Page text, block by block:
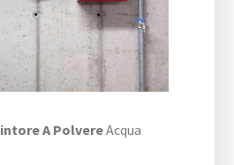
A PolvereAcqua